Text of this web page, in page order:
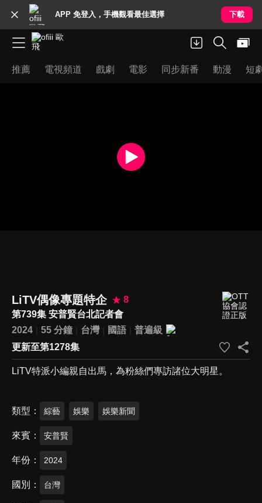
APP 免登入，手機觀看最佳選擇 下載
推薦 電視頻道 戲劇 電影 同步新番 動漫 短
LiTV偶像專題特企
8
第739集 安普賢台北記者會
2024
55 分鐘 台灣 國語
普遍級
更新至第1278集
LiTV特派小編親自出馬，為粉絲們專訪諸位大明星。
類型 綜藝 娛樂 娛樂新聞
來賓 安普賢
年份 2024
國別 台灣